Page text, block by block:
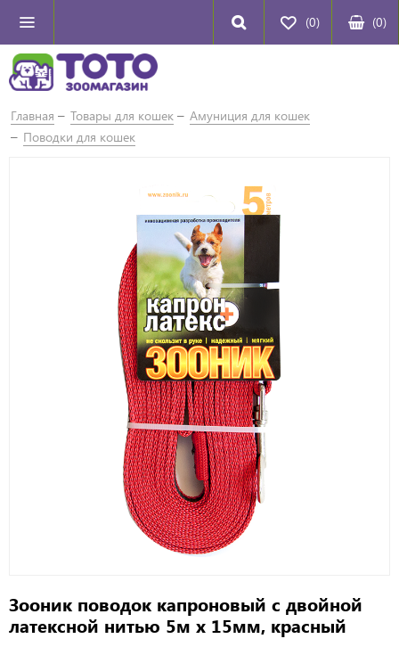
(0) (0)
Главная Товары для кошек
Амуниция для кошек
Поводки для кошек
Зооник поводок капроновый с двойной
латексной нитью 5м х 15мм, красный